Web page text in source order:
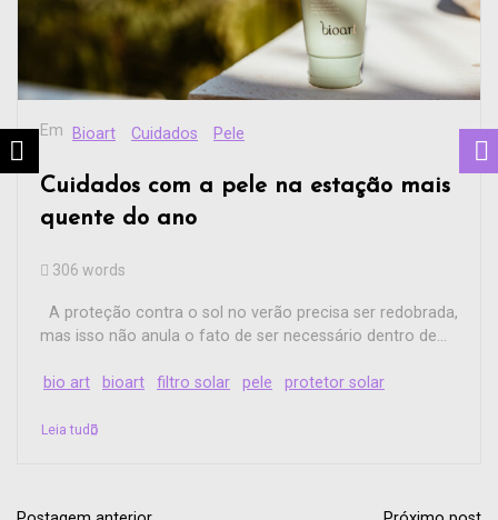
Em Bioart Cuidados Pele
Cuidados com a pele na estação mais
quente do ano
306 words
A proteção contra o sol no verão precisa ser redobrada,
mas isso não anula o fato de ser necessário dentro de...
bio art bioart filtro solar pele protetor solar
Leia tudo